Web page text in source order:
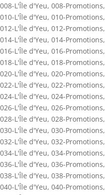
008-L'Île d'Yeu, 008-Promotions,
010-L'Île d'Yeu, 010-Promotions,
012-L'Île d'Yeu, 012-Promotions,
014-L'Île d'Yeu, 014-Promotions,
016-L'Île d'Yeu, 016-Promotions,
018-L'Île d'Yeu, 018-Promotions,
020-L'Île d'Yeu, 020-Promotions,
022-L'Île d'Yeu, 022-Promotions,
024-L'Île d'Yeu, 024-Promotions,
026-L'Île d'Yeu, 026-Promotions,
028-L'Île d'Yeu, 028-Promotions,
030-L'Île d'Yeu, 030-Promotions,
032-L'Île d'Yeu, 032-Promotions,
034-L'Île d'Yeu, 034-Promotions,
036-L'Île d'Yeu, 036-Promotions,
038-L'Île d'Yeu, 038-Promotions,
040-L'Île d'Yeu, 040-Promotions,